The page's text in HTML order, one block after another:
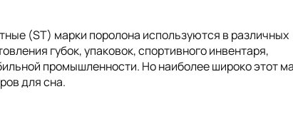
(ST) марки поролона используются в различных
губок, упаковок, спортивного инвентаря,
промышленности. Но наиболее широко этот
для сна.